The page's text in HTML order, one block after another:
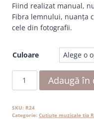
Fiind realizat manual,
Fibra lemnului, nuanța
cele din fotografii.
Culoare
Star
Adaugă în
SKU: R24
Categorie: Cutiuțe muzicale tip